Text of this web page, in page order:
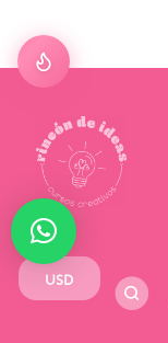
USD